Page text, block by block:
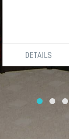
DETAILS